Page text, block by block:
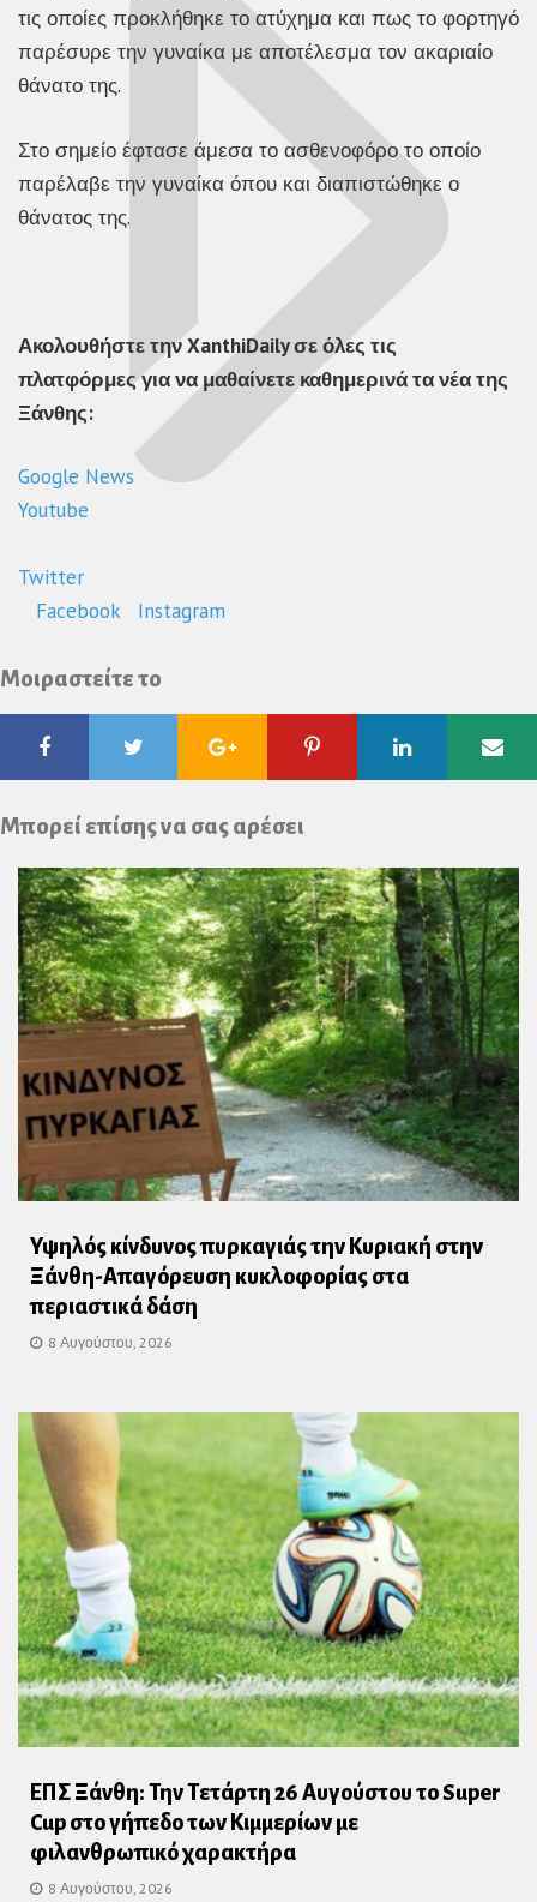
τις οποίες προκλήθηκε το ατύχημα και πως το φορτηγό
παρέσυρε την γυναίκα με αποτέλεσμα τον ακαριαίο
θάνατο της.
Στο σημείο έφτασε άμεσα το ασθενοφόρο το οποίο
παρέλαβε την γυναίκα όπου και διαπιστώθηκε ο
θάνατος της.
Ακολουθήστε την XanthiDaily σε όλες τις
πλατφόρμες για να μαθαίνετε καθημερινά τα νέα της
Ξάνθης:
Google News
Youtube
Twitter
Facebook
Instagram
Μοιραστείτε το
FacebookTwitter Google
Plus
Pinterest Linkedin
Μπορεί επίσης να σας αρέσει
Υψηλός κίνδυνος πυρκαγιάς την Κυριακή στην
Ξάνθη-Απαγόρευση κυκλοφορίας στα
περιαστικά δάση
8 Αυγούστου, 2026
ΕΠΣ Ξάνθη: Την Τετάρτη 26 Αυγούστου το Super
Cup στο γήπεδο των Κιμμερίων με
φιλανθρωπικό χαρακτήρα
8 Αυγούστου, 2026